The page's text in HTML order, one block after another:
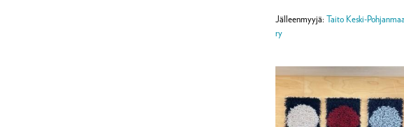
Jälleenmyyjä:Taito Keski-Pohjanmaa
ry